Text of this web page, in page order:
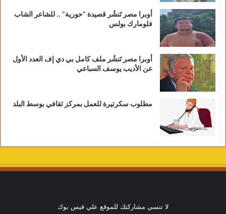
أوبرا مصر تَنشُر قصيدة “حورية” .. للشاعر الشاب
فلومارك بولس
أوبرا مصر تَنشُر ملف كامل بي دي إف العدد الأول
عن الأديب يوسف السباعي
مطلوب سكرتيرة للعمل بمركز ثقافي بوسط البلد
لا تنسي مشاركتك للموقع علي فيس بوك